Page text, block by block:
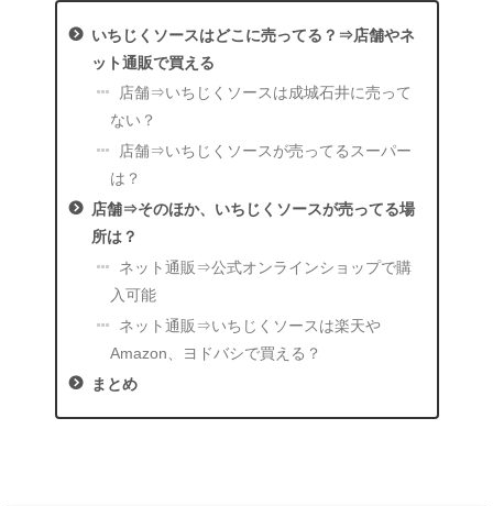
いちじくソースはどこに売ってる？⇒店舗やネ
ット通販で買える
店舗⇒いちじくソースは成城石井に売って
ない？
店舗⇒いちじくソースが売ってるスーパー
は？
店舗⇒そのほか、いちじくソースが売ってる場
所は？
ネット通販⇒公式オンラインショップで購
入可能
ネット通販⇒いちじくソースは楽天や
Amazon、ヨドバシで買える？
まとめ